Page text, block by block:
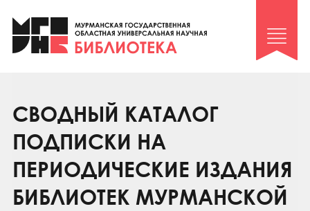
Клуб «Гиря и сельдерей»
Клуб «Семейный архив»
Коллегам
Контакты
СВОДНЫЙ КАТАЛОГ
ПОДПИСКИ НА
ПЕРИОДИЧЕСКИЕ ИЗДАНИЯ
БИБЛИОТЕК МУРМАНСКОЙ